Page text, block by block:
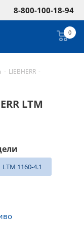
8-800-100-18-94
0
- LIEBHERR -
LTM
LTM 1160-4.1